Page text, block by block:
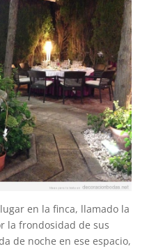
en la finca, llamado la
la frondosidad de sus
de noche en ese espacio,